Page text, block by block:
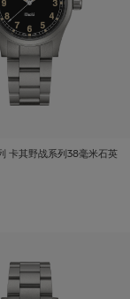
卡其野战系列38毫米石英